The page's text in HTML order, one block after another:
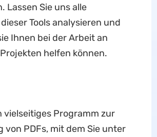
Lassen Sie uns alle
Tools analysieren und
Ihnen bei der Arbeit an
helfen können.
vielseitiges Programm zur
von PDFs, mit dem Sie unter